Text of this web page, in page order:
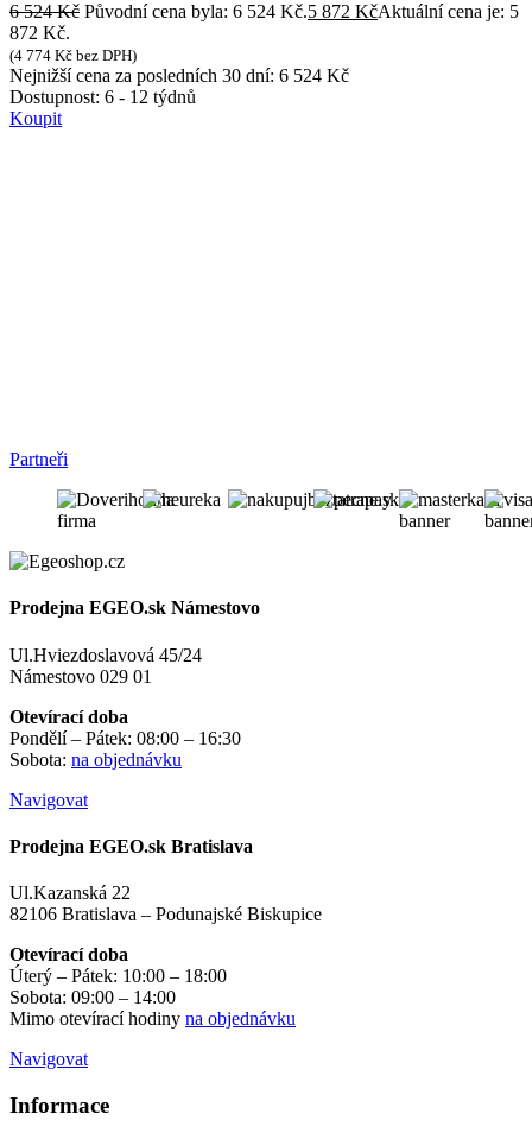
6 524Kč Původní cena byla: 6 524 Kč.5 872 KčAktuální cena je: 5
872 Kč.
(4 774 Kč bez DPH)
Nejnižší cena za posledních 30 dní: 6 524 Kč
Dostupnost: 6 - 12 týdnů
Koupit
Partneři
Prodejna EGEO.sk Námestovo
Ul.Hviezdoslavová 45/24
Námestovo 029 01
Otevírací doba
Pondělí – Pátek: 08:00 – 16:30
Sobota: na objednávku
Navigovat
Prodejna EGEO.sk Bratislava
Ul.Kazanská 22
82106 Bratislava – Podunajské Biskupice
Otevírací doba
Úterý – Pátek: 10:00 – 18:00
Sobota: 09:00 – 14:00
Mimo otevírací hodiny na objednávku
Navigovat
Informace